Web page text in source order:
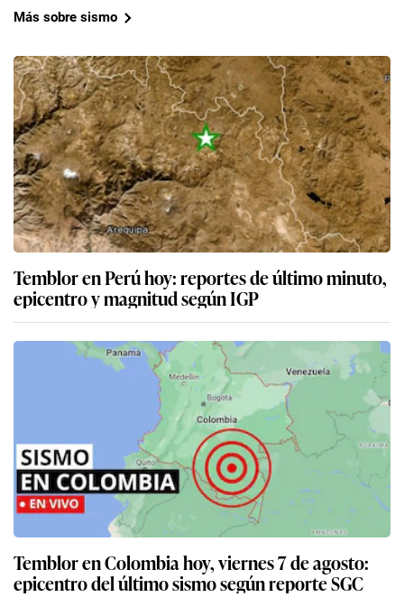
Más sobre sismo
Temblor en Perú hoy: reportes de último minuto,
epicentro y magnitud según IGP
Temblor en Colombia hoy, viernes 7 de agosto:
epicentro del último sismo según reporte SGC